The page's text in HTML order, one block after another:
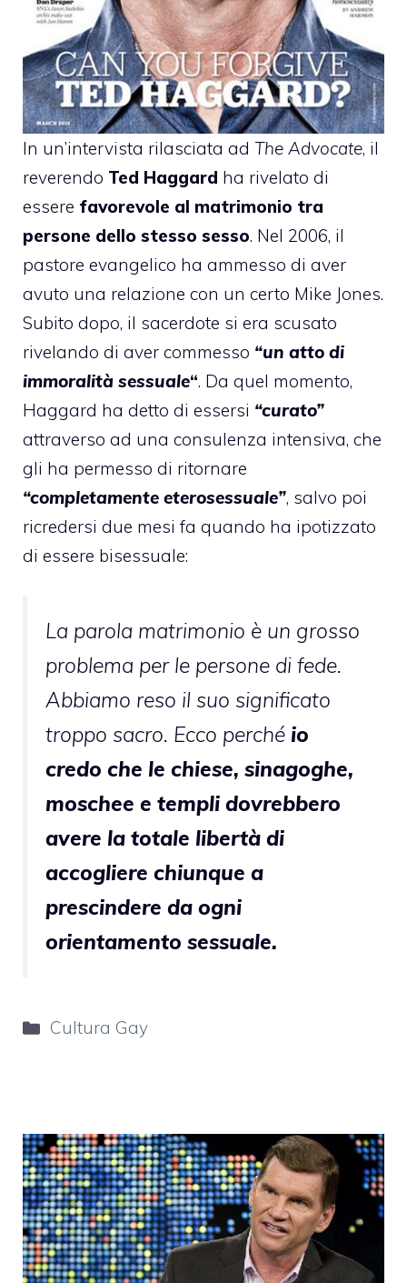
In un’intervista rilasciata ad The Advocate, il
reverendo Ted Haggard ha rivelato di
essere favorevole al matrimonio tra
persone dello stesso sesso. Nel 2006, il
pastore evangelico ha ammesso di aver
avuto una relazione con un certo Mike Jones.
Subito dopo, il sacerdote si era scusato
rivelando di aver commesso “un atto di
immoralità sessuale“. Da quel momento,
Haggard ha detto di essersi “curato”
attraverso ad una consulenza intensiva, che
gli ha permesso di ritornare
“completamente eterosessuale”, salvo poi
ricredersi due mesi fa quando ha ipotizzato
di essere bisessuale:
La parola matrimonio è un grosso
problema per le persone di fede.
Abbiamo reso il suo significato
troppo sacro. Ecco perché io
credo che le chiese, sinagoghe,
moschee e templi dovrebbero
avere la totale libertà di
accogliere chiunque a
prescindere da ogni
orientamento sessuale.
Categorie
Cultura Gay